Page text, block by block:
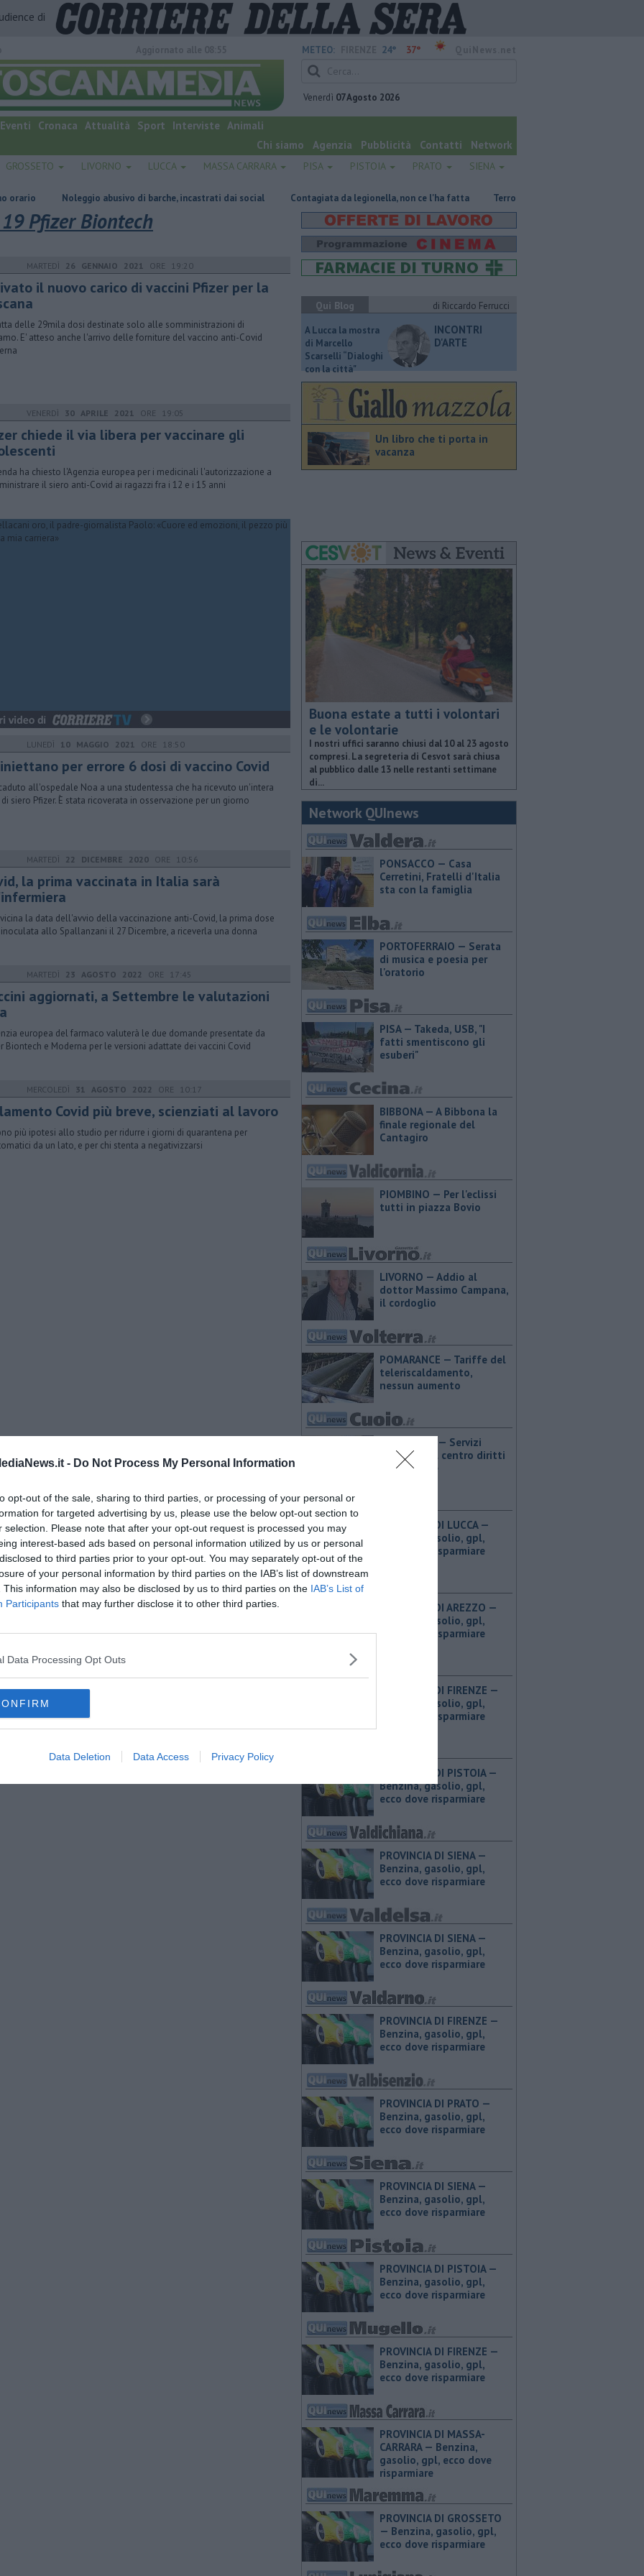
- Do Not Process My Personal Information
opt-out of the sale, sharing to third parties, or processing of your personal or
for targeted advertising by us, please use the below opt-out section to
selection. Please note that after your opt-out request is processed you may
interest-based ads based on personal information utilized by us or personal
to third parties prior to your opt-out. You may separately opt-out of the
of your personal information by third parties on the IAB’s list of downstream
This information may also be disclosed by us to third parties on the IAB’s List of
Participants that may further disclose it to other third parties.
Data Processing Opt Outs
Data Deletion Data Access Privacy Policy
di
METEO: 24° 37°
Venerdì 07 Agosto 2026
Eventi Cronaca Attualità Sport Interviste Animali
Chi siamo
Agenzia Pubblicità Contatti Network
GROSSETO LIVORNO LUCCA MASSA CARRARA PISA PISTOIA PRATO SIENA
Noleggio abusivo di barche, incastrati dai social Contagiata da legionella, non ce l'ha fatta Terrorismo e propaganda nazista, adolescente
Pfizer Biontech
MARTEDÌ 26 GENNAIO 2021 ORE 19:20
il nuovo carico di vaccini Pfizer per la
delle 29mila dosi destinate solo alle somministrazioni di
E' atteso anche l'arrivo delle forniture del vaccino anti-Covid
VENERDÌ 30 APRILE 2021 ORE 19:05
chiede il via libera per vaccinare gli
ha chiesto l'Agenzia europea per i medicinali l'autorizzazione a
il siero anti-Covid ai ragazzi fra i 12 e i 15 anni
LUNEDÌ 10 MAGGIO 2021 ORE 18:50
per errore 6 dosi di vaccino Covid
all'ospedale Noa a una studentessa che ha ricevuto un'intera
siero Pfizer. È stata ricoverata in osservazione per un giorno
MARTEDÌ 22 DICEMBRE 2020ORE 10:56
la prima vaccinata in Italia sarà
la data dell'avvio della vaccinazione anti-Covid, la prima dose
allo Spallanzani il 27 Dicembre, a riceverla una donna
MARTEDÌ 23 AGOSTO 2022 ORE 17:45
aggiornati, a Settembre le valutazioni
europea del farmaco valuterà le due domande presentate da
Biontech e Moderna per le versioni adattate dei vaccini Covid
MERCOLEDÌ 31 AGOSTO 2022 ORE 10:17
Covid più breve, scienziati al lavoro
più ipotesi allo studio per ridurre i giorni di quarantena per
da un lato, e per chi stenta a negativizzarsi
Qui Blog
di Riccardo Ferrucci
A Lucca la mostra
di Marcello
Scarselli “Dialoghi
con la città"
INCONTRI
D'ARTE
Un libro che ti porta in
vacanza
Buona estate a tutti i volontari
e le volontarie
I nostri uffici saranno chiusi dal 10 al 23 agosto
compresi. La segreteria di Cesvot sarà chiusa
al pubblico dalle 13 nelle restanti settimane
di...
Network QUInews
PONSACCO — Casa
Cerretini, Fratelli d'Italia
sta con la famiglia
PORTOFERRAIO — Serata
di musica e poesia per
l'oratorio
PISA — Takeda, USB, "I
fatti smentiscono gli
esuberi"
BIBBONA — A Bibbona la
finale regionale del
Cantagiro
PIOMBINO — Per l'eclissi
tutti in piazza Bovio
LIVORNO — Addio al
dottor Massimo Campana,
il cordoglio
POMARANCE — Tariffe del
teleriscaldamento,
nessun aumento
FUCECCHIO — Servizi
educativi, al centro diritti
e inclusione
PROVINCIA DI LUCCA — ​
Benzina, gasolio, gpl,
ecco dove risparmiare
PROVINCIA DI AREZZO — ​
Benzina, gasolio, gpl,
ecco dove risparmiare
PROVINCIA DI FIRENZE — ​
Benzina, gasolio, gpl,
ecco dove risparmiare
PROVINCIA DI PISTOIA — ​
Benzina, gasolio, gpl,
ecco dove risparmiare
PROVINCIA DI SIENA — ​
Benzina, gasolio, gpl,
ecco dove risparmiare
PROVINCIA DI SIENA — ​
Benzina, gasolio, gpl,
ecco dove risparmiare
PROVINCIA DI FIRENZE — ​
Benzina, gasolio, gpl,
ecco dove risparmiare
PROVINCIA DI PRATO — ​
Benzina, gasolio, gpl,
ecco dove risparmiare
PROVINCIA DI SIENA — ​
Benzina, gasolio, gpl,
ecco dove risparmiare
PROVINCIA DI PISTOIA — ​
Benzina, gasolio, gpl,
ecco dove risparmiare
PROVINCIA DI FIRENZE — ​
Benzina, gasolio, gpl,
ecco dove risparmiare
PROVINCIA DI MASSA-
CARRARA — ​Benzina,
gasolio, gpl, ecco dove
risparmiare
PROVINCIA DI GROSSETO
— ​Benzina, gasolio, gpl,
ecco dove risparmiare